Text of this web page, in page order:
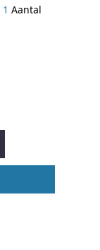
1 Aantal